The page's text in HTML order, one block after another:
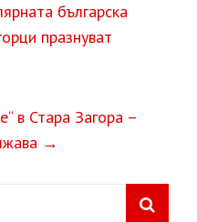
българска
празнуват
в Стара Загора –
→